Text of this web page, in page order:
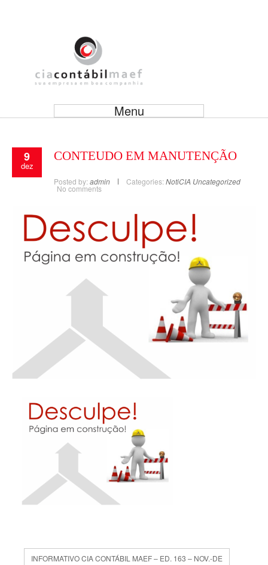
Menu
9
dez
CONTEUDO EM MANUTENÇÃO
Posted by: admin Categories: NotiCIA Uncategorized
No comments
INFORMATIVO CIA CONTÁBIL MAEF – ED. 163 – NOV.-DE